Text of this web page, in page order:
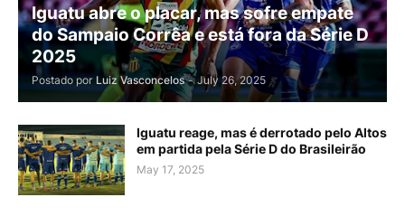
Iguatu abre o placar, mas sofre empate
do Sampaio Corrêa e está fora da Série D
2025
Postado por Luiz Vasconcelos - July 26, 2025
Iguatu reage, mas é derrotado pelo Altos
em partida pela Série D do Brasileirão
May 17, 2025